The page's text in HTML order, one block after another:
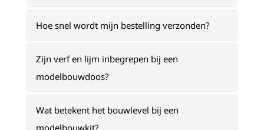
Hoe snel wordt mijn bestelling verzonden?
Zijn verf en lijm inbegrepen bij een
modelbouwdoos?
Wat betekent het bouwlevel bij een
modelbouwkit?